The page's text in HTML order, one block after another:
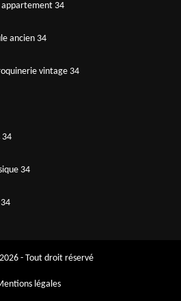
appartement 34
ancien 34
vintage 34
34
34
- Tout droit réservé
légales